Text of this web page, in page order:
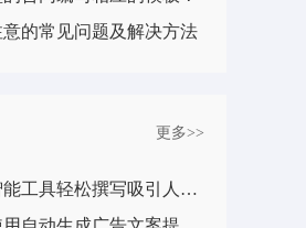
的常见问题及解决方法
更多>>
成功之道：运用智能工具轻松撰写吸引人的广告文案